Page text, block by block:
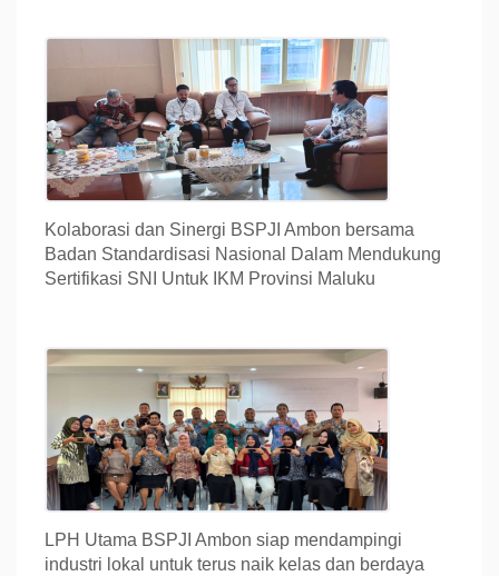
Kolaborasi dan Sinergi BSPJI Ambon bersama
Badan Standardisasi Nasional Dalam Mendukung
Sertifikasi SNI Untuk IKM Provinsi Maluku
LPH Utama BSPJI Ambon siap mendampingi
industri lokal untuk terus naik kelas dan berdaya